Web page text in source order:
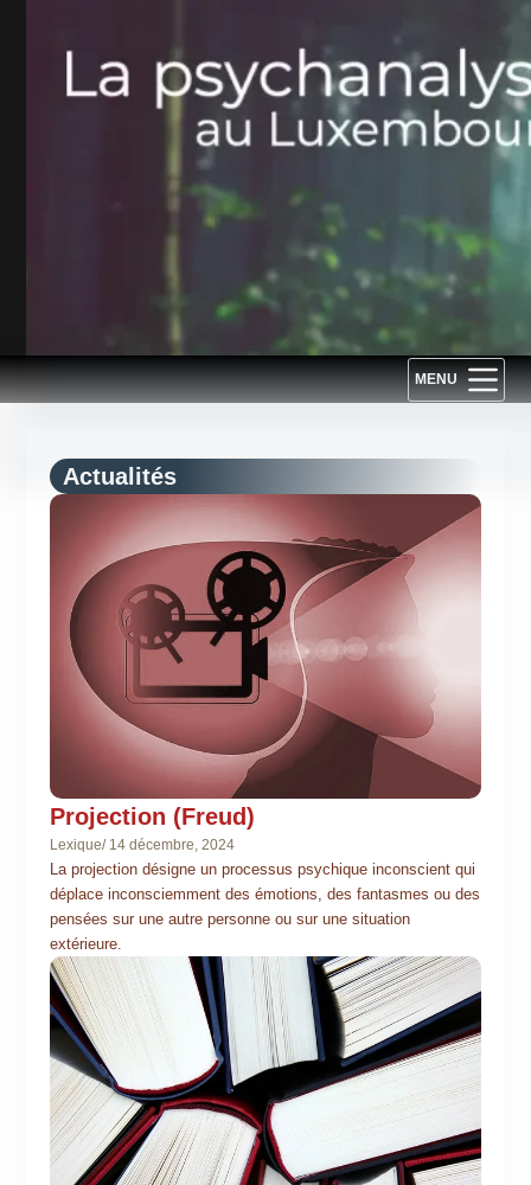
MENU
Actualités
Projection (Freud)
Lexique/ 14 décembre, 2024
La projection désigne un processus psychique inconscient qui
déplace inconsciemment des émotions, des fantasmes ou des
pensées sur une autre personne ou sur une situation
extérieure.